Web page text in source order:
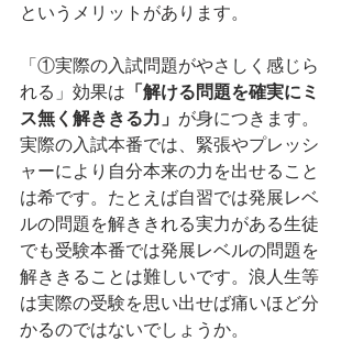
というメリットがあります。
「①実際の入試問題がやさしく感じら
れる」効果は 「解ける問題を確実にミ
ス無く解ききる力」 が身につきます。
実際の入試本番では、緊張やプレッシ
ャーにより自分本来の力を出せること
は希です。たとえば自習では発展レベ
ルの問題を解ききれる実力がある生徒
でも受験本番では発展レベルの問題を
解ききることは難しいです。浪人生等
は実際の受験を思い出せば痛いほど分
かるのではないでしょうか。